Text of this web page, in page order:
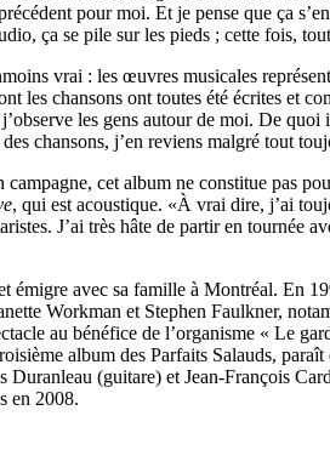
pour moi. Et je pense que ça
ça se pile sur les pieds ; cette fois,
vrai : les œuvres musicales
les chansons ont toutes été écrites et
j’observe les gens autour de moi. De
chansons, j’en reviens malgré tout
campagne, cet album ne constitue pas
, qui est acoustique. «À vrai dire, j’ai
J’ai très hâte de partir en tournée
émigre avec sa famille à Montréal. En
Workman et Stephen Faulkner,
au bénéfice de l’organisme « Le
album des Parfaits Salauds,
Duranleau (guitare) et Jean-François
en 2008.